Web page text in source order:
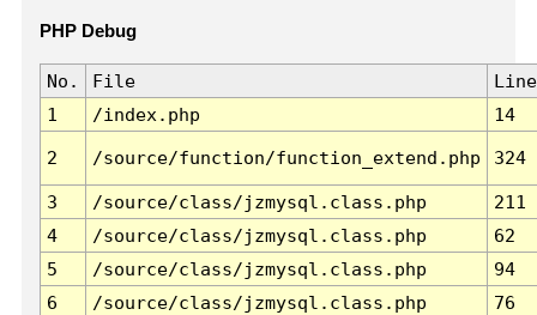
PHP Debug
No. File
Line
1
/index.php 14
2 /source/function/function_extend.php 324
3 /source/class/jzmysql.class.php
211
4
/source/class/jzmysql.class.php
62
5
/source/class/jzmysql.class.php
94
6
/source/class/jzmysql.class.php 76